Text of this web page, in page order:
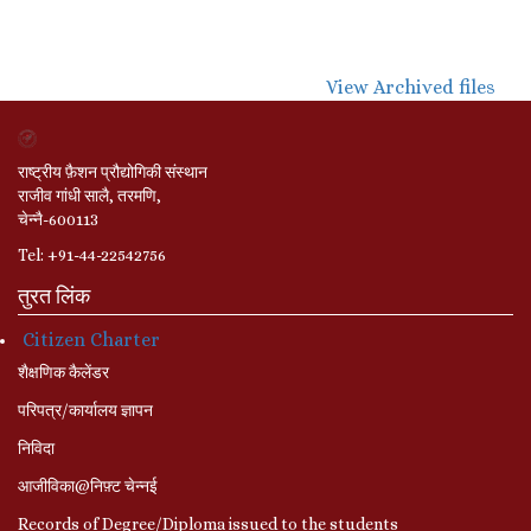
View Archived files
राष्ट्रीय फ़ैशन प्रौद्योगिकी संस्थान
राजीव गांधी सालै, तरमणि,
चेन्नै-600113
Tel: +91-44-22542756
तुरत लिंक
Citizen Charter
शैक्षणिक कैलेंडर
परिपत्र/कार्यालय ज्ञापन
निविदा
आजीविका@निफ़्ट चेन्नई
Records of Degree/Diploma issued to the students